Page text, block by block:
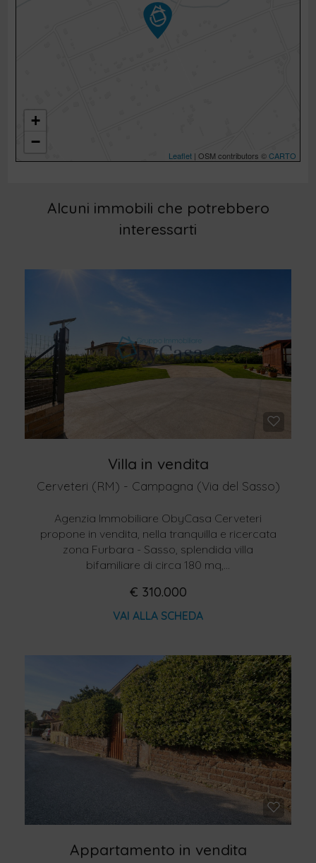
+
−
Leaflet | OSM contributors ©CARTO
Alcuni immobili che potrebbero
interessarti
Villa in vendita
Cerveteri (RM) - Campagna (Via del Sasso)
Agenzia Immobiliare ObyCasa Cerveteri
propone in vendita, nella tranquilla e ricercata
zona Furbara - Sasso, splendida villa
bifamiliare di circa 180 mq,...
€ 310.000
VAI ALLA SCHEDA
Appartamento in vendita